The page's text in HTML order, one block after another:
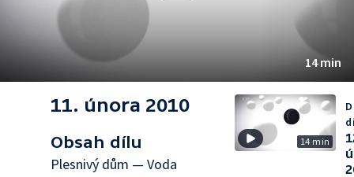
14 min
11. února 2010
Obsah dílu
Plesnivý dům — Voda
14 min